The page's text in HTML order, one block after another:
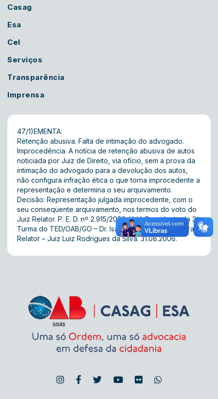
Casag
Esa
Cel
Serviços
Transparência
Imprensa
47/1)EMENTA:
Retenção abusiva. Falta de intimação do advogado.
Improcedência. A notícia de retenção abusiva de autos
noticiada por Juiz de Direito, via ofício, sem a prova da
intimação do advogado para a devolução dos autos,
não configura infração ética o que torna improcedente a
representação e determina o seu arquivamento.
Decisão: Representação julgada improcedente, com o
seu conseqüente arquivamento, nos termos do voto do
Juiz Relator. P. E. D. nº 2.915/2003. V. U. Presidente da 3ª
Turma do TED/OAB/GO – Dr. Isaque Lustosa de Oliveira.
Relator – Juiz Luiz Rodrigues da Silva. 31.08.2006.